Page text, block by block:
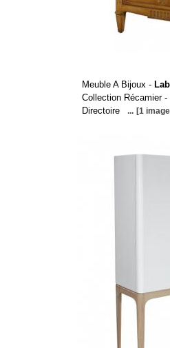
Meuble A Bijoux -
Collection Récamier
Directoire
... [1